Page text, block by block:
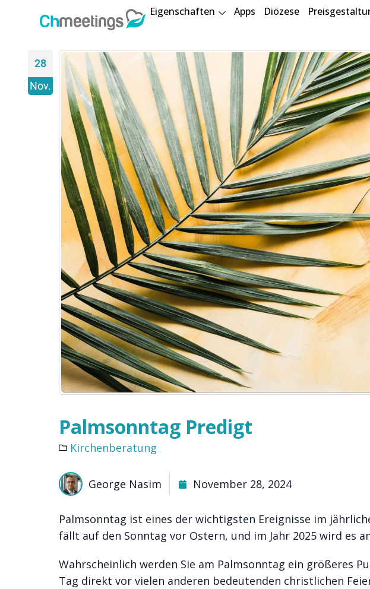
Eigenschaften Apps Diözese
28
Nov.
Palmsonntag Predigt
Kirchenberatung
George Nasim November 28, 2024
Palmsonntag ist eines der wichtigsten Ereignisse im
fällt auf den Sonntag vor Ostern, und im Jahr 2025 wird es
Wahrscheinlich werden Sie am Palmsonntag ein größeres
Tag direkt vor vielen anderen bedeutenden christlichen